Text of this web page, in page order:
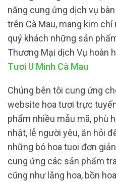
năng cung ứng dịch vụ
trên Cà Mau, mang kim
quý khách những sản
Thương Mại dịch Vụ hoàn
Tươi U Minh Cà Mau
Chúng bên tôi cung ứng
website hoa tươi trực
phẩm nhiều mẫu mã, phù
nhật, lễ người yêu, ăn hỏi
những bó hoa tuoi đơn
cung ứng các sản phẩm
cũng như lẵng hoa, bồn